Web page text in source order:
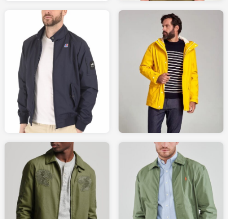
219
LA-CANADIENNE.com
95.79
LAREDOUTE.fr
129.99 199